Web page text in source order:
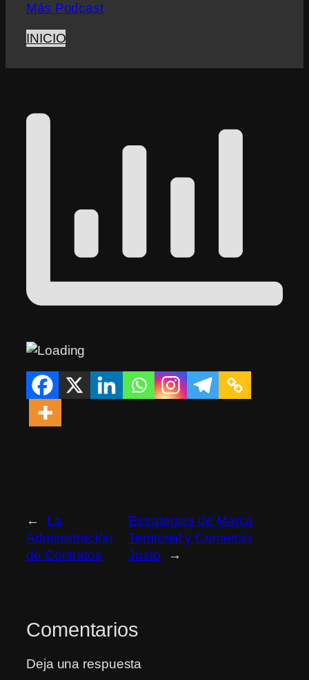
Más Podcast
INICIO
←
La
Administración
de Contratos
Estrategias de Marca
Territorial y Comercio
Justo
→
Comentarios
Deja una respuesta